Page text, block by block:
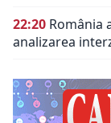
22:20 România
analizarea